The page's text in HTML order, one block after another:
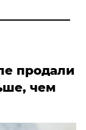
продали
чем